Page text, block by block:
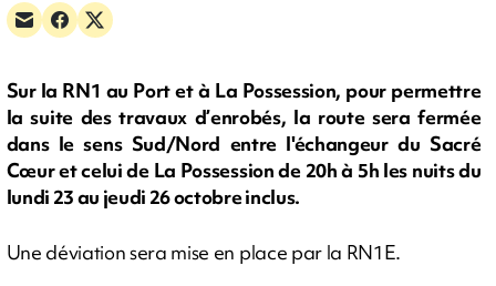
Sur la RN1 au Port et à La Possession, pour permettre
la suite des travaux d’enrobés, la route sera fermée
dans le sens Sud/Nord entre l'échangeur du Sacré
Cœur et celui de La Possession de 20h à 5h les nuits du
lundi 23 au jeudi 26 octobre inclus.
Une déviation sera mise en place par la RN1E.